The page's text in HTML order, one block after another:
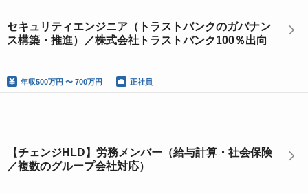
セキュリティエンジニア（トラストバンクのガバナン
ス構築・推進）／株式会社トラストバンク100％出向
年収500万円 〜 700万円 正社員
【チェンジHLD】労務メンバー（給与計算・社会保険
／複数のグループ会社対応）